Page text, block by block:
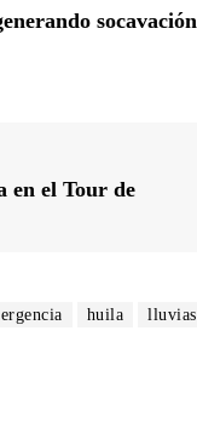
socavación
en el Tour de
huila lluvias